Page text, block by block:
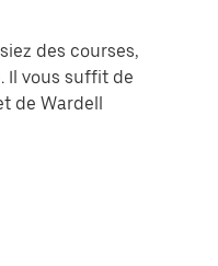
des courses,
Il vous suffit de
de Wardell